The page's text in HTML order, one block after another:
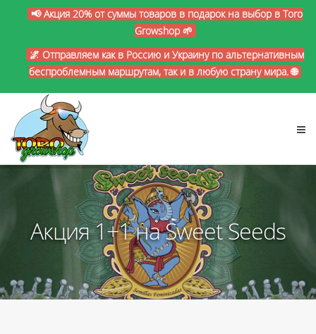
📢 Акция 20% от суммы товаров в подарок на выбор в Toro
Growshop 🌱
🌌 Отправляем как в Россию и Украину по альтернативным
беспроблемным маршрутам, так и в любую страну мира. 🌐
Акция 1+1 на Sweet Seeds